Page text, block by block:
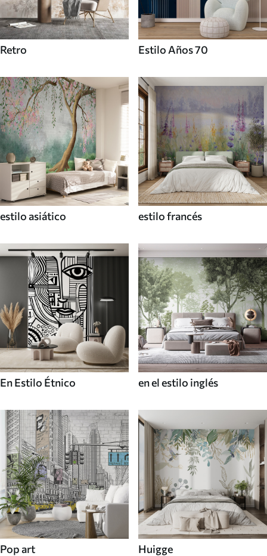
Retro Estilo Años 70
estilo asiático estilo francés
En Estilo Étnico en el estilo inglés
Pop art Huigge